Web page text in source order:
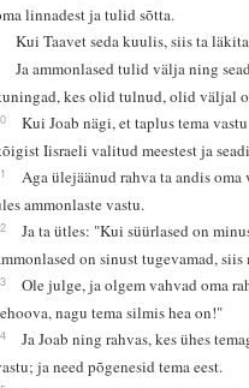
linnadest ja tulid sõtta.
Kui Taavet seda kuulis, siis ta
Ja ammonlased tulid välja ning
kes olid tulnud, olid väljal
Kui Joab nägi, et taplus tema
Iisraeli valitud meestest ja
Aga ülejäänud rahva ta andis
ammonlaste vastu.
Ja ta ütles: "Kui süürlased on
on sinust tugevamad, siis
Ole julge, ja olgem vahvad oma
nagu tema silmis hea on!"
Ja Joab ning rahvas, kes ühes
ja need põgenesid tema eest.